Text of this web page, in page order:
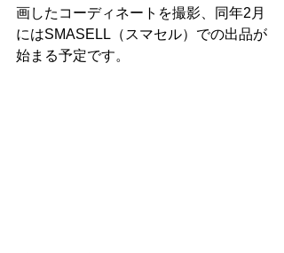
画したコーディネートを撮影、同年2月
にはSMASELL（スマセル）での出品が
始まる予定です。